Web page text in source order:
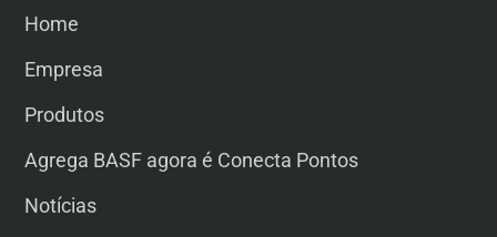
Home
Empresa
Produtos
Agrega BASF agora é Conecta Pontos
Notícias